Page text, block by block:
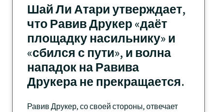
Шай Ли Атари утверждает,
что Равив Друкер «даёт
площадку насильнику» и
«сбился с пути», и волна
нападок на Равива
Друкера не прекращается.
Равив Друкер, со своей стороны, отвечает